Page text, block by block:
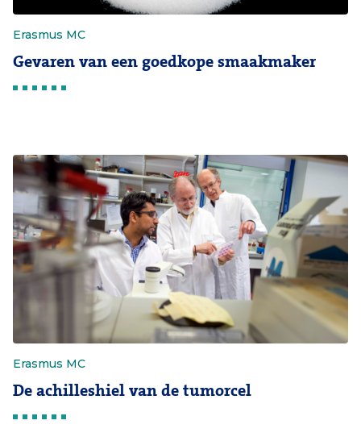
Erasmus MC
Gevaren van een goedkope smaakmaker
Erasmus MC
De achilleshiel van de tumorcel